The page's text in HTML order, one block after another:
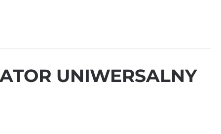
UNIWERSALNY